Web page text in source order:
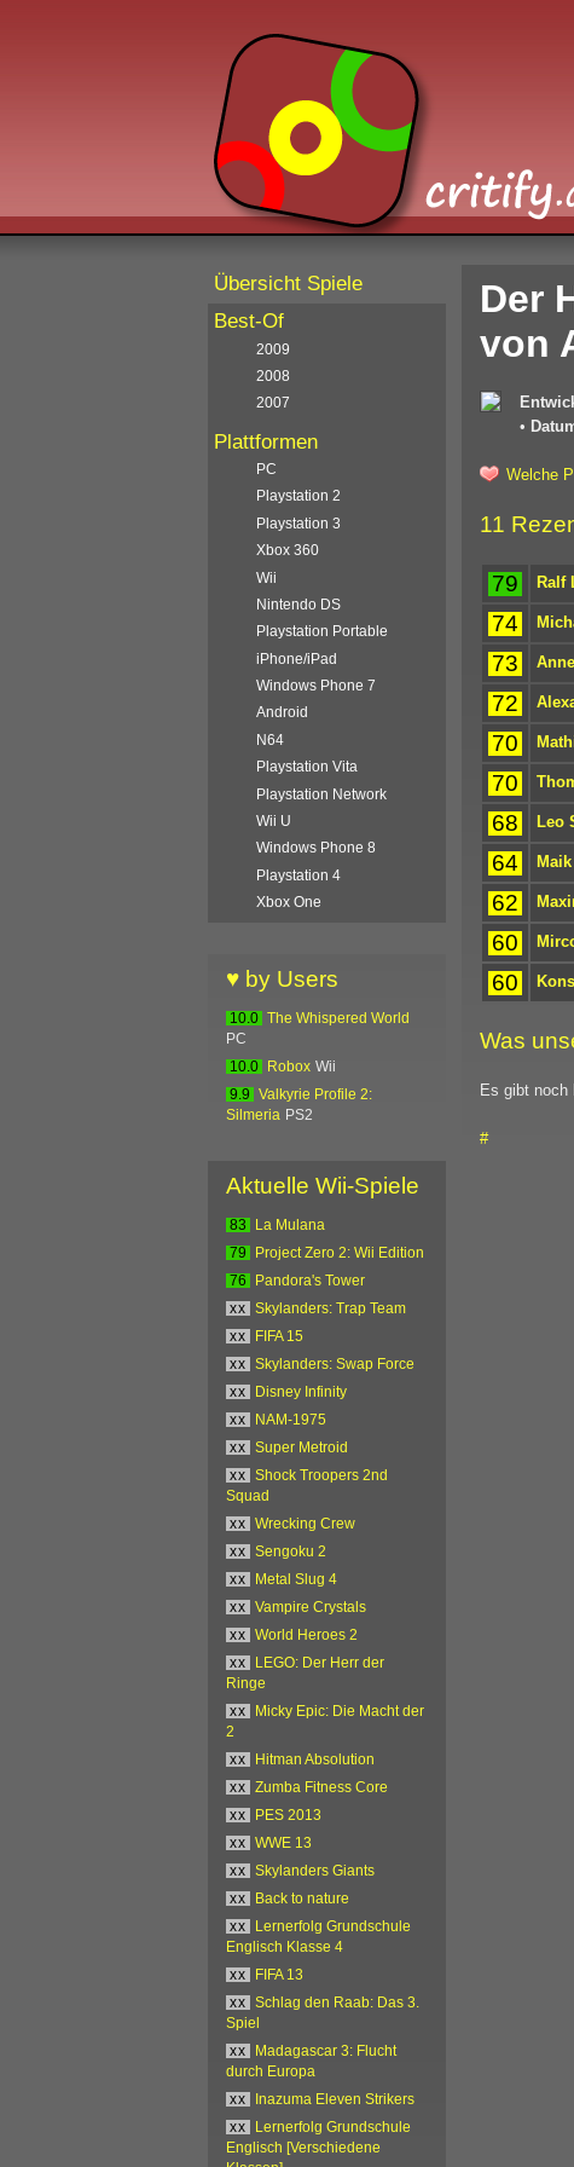
Der
von
•
Welche
11
79 Ralf
74
73
72
70
70
68 Leo
64
62
60
60
Was
Es gibt noch
#
Übersicht Spiele
Best-Of
2009
2008
2007
Plattformen
PC
Playstation 2
Playstation 3
Xbox 360
Wii
Nintendo DS
Playstation Portable
iPhone/iPad
Windows Phone 7
Android
N64
Playstation Vita
Playstation Network
Wii U
Windows Phone 8
Playstation 4
Xbox One
♥ by Users
10.0 The Whispered World
PC
10.0
Robox Wii
9.9
Valkyrie Profile 2:
Silmeria PS2
Aktuelle Wii-Spiele
83
La Mulana
79
Project Zero 2: Wii Edition
76
Pandora's Tower
xx
Skylanders: Trap Team
xx
FIFA 15
xx
Skylanders: Swap Force
xx
Disney Infinity
xx
NAM-1975
xx
Super Metroid
xx
Shock Troopers 2nd
Squad
xx
Wrecking Crew
xx
Sengoku 2
xx
Metal Slug 4
xx
Vampire Crystals
xx
World Heroes 2
xx
LEGO: Der Herr der
Ringe
xx
Micky Epic: Die Macht der
2
xx
Hitman Absolution
xx
Zumba Fitness Core
xx
PES 2013
xx
WWE 13
xx
Skylanders Giants
xx
Back to nature
xx
Lernerfolg Grundschule
Englisch Klasse 4
xx
FIFA 13
xx
Schlag den Raab: Das 3.
Spiel
xx
Madagascar 3: Flucht
durch Europa
xx
Inazuma Eleven Strikers
xx
Lernerfolg Grundschule
Englisch [Verschiedene